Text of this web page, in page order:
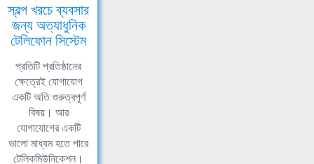
স্বল্প খরচে ব্যবসার
জন্য অত্যাধুনিক
টেলিফোন সিস্টেম
প্রতিটি প্রতিষ্ঠানের
ক্ষেত্রেই যোগাযোগ
একটি অতি গুরুত্বপূর্ণ
বিষয়। আর
যোগাযোগের একটি
ভালো মাধ্যম হতে পারে
টেলিকমিউনিকেশন।